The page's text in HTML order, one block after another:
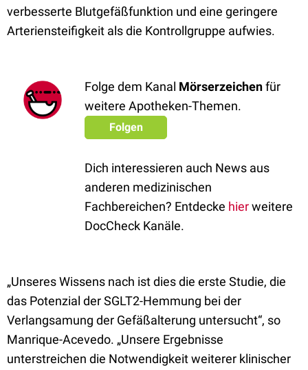
verbesserte Blutgefäßfunktion und eine geringere
Arteriensteifigkeit als die Kontrollgruppe aufwies.
Folge dem Kanal Mörserzeichenfür
weitere Apotheken-Themen.
Folgen
Dich interessieren auch News aus
anderen medizinischen
Fachbereichen? Entdecke hierweitere
DocCheck Kanäle.
„Unseres Wissens nach ist dies die erste Studie, die
das Potenzial der SGLT2-Hemmung bei der
Verlangsamung der Gefäßalterung untersucht“, so
Manrique-Acevedo. „Unsere Ergebnisse
unterstreichen die Notwendigkeit weiterer klinischer